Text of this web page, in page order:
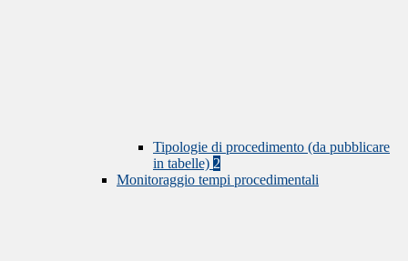
Tipologie di procedimento (da pubblicare
in tabelle) 2
Monitoraggio tempi procedimentali